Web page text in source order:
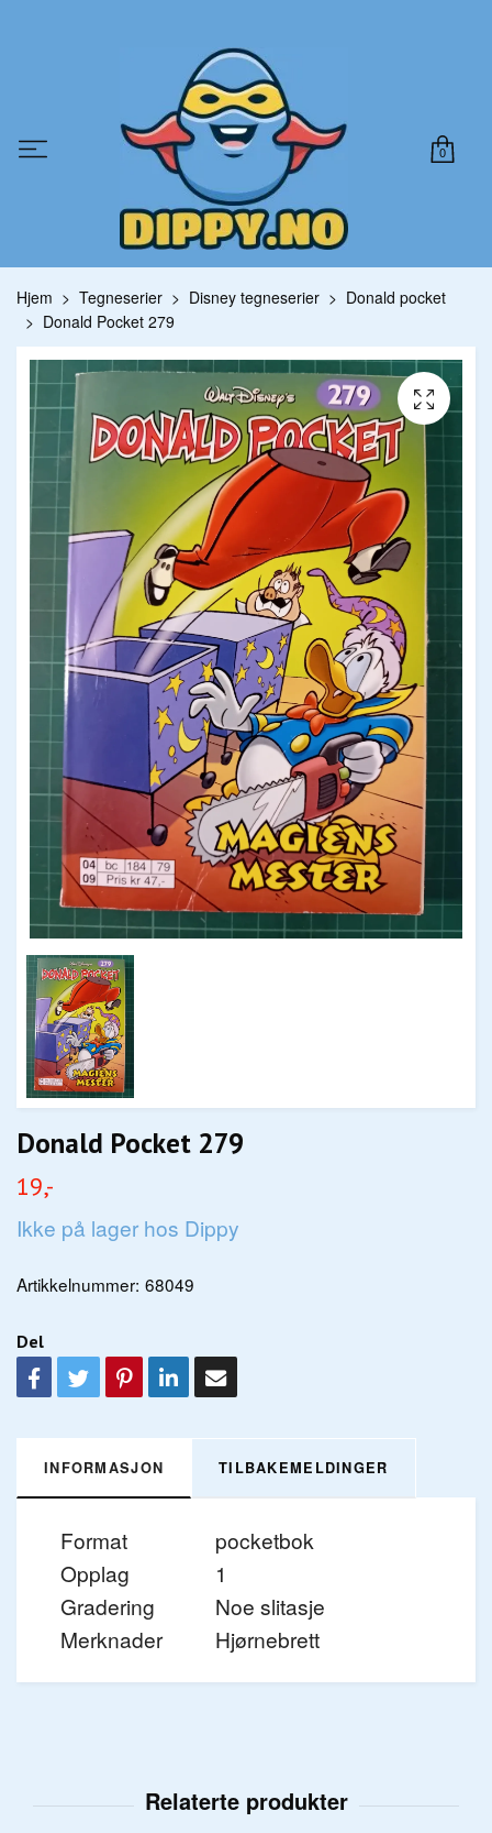
0
Hjem Tegneserier Disney tegneserier
Donald pocket
Donald Pocket 279
Donald Pocket 279
19,-
Ikke på lager hos Dippy
Artikkelnummer: 68049
Del
INFORMASJON TILBAKEMELDINGER
Format
pocketbok
Opplag
1
Gradering
Noe slitasje
Merknader
Hjørnebrett